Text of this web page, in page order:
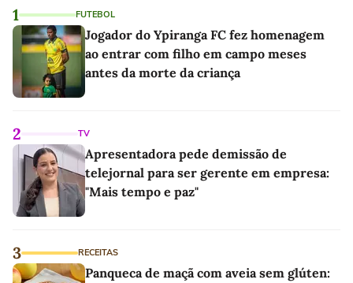
1 FUTEBOL
Jogador do Ypiranga FC fez homenagem
ao entrar com filho em campo meses
antes da morte da criança
2 TV
Apresentadora pede demissão de
telejornal para ser gerente em empresa:
"Mais tempo e paz"
3 RECEITAS
Panqueca de maçã com aveia sem glúten: